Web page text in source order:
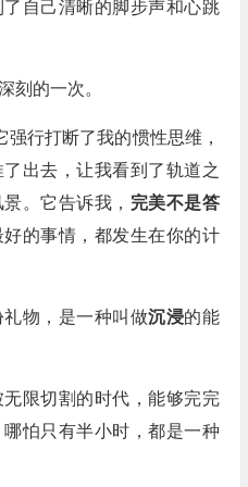
了自己清晰的脚步声和心跳
刻的一次。
强行打断了我的惯性思维，
出去，让我看到了轨道之
。它告诉我， 完美不是答
的事情，都发生在你的计
物，是一种叫做沉浸的能
限切割的时代，能够完完
怕只有半小时，都是一种